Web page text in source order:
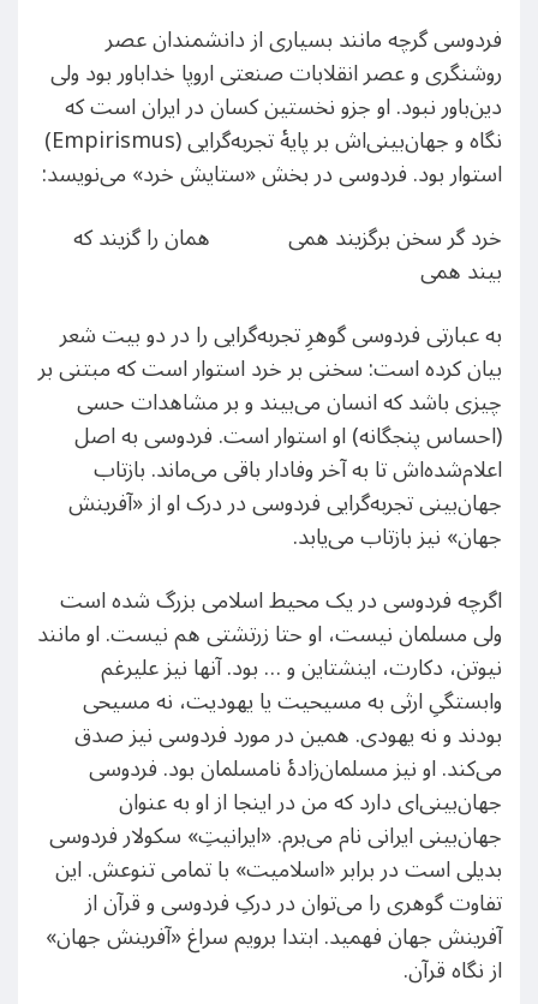
فردوسی گرچه مانند بسیاری از دانشمندان عصر
روشنگری و عصر انقلابات صنعتی اروپا خداباور بود ولی
دین‌باور نبود. او جزو نخستین کسان در ایران است که
نگاه و جهان‌بینی‌اش بر پایۀ تجربه‌گرایی (Empirismus)
استوار بود. فردوسی در بخش «ستایش خرد» می‌نویسد:
خرد گر سخن برگزیند همی همان را گزیند که
بیند همی
به عبارتی فردوسی گوهرِ تجربه‌گرایی را در دو بیت شعر
بیان کرده است: سخنی بر خرد استوار است که مبتنی بر
چیزی باشد که انسان می‌بیند و بر مشاهدات حسی
(احساس پنجگانه) او استوار است. فردوسی به اصل
اعلام‌‌شده‌اش تا به آخر وفادار باقی می‌ماند. بازتاب
جهان‌بینی تجربه‌گرایی فردوسی در درک او از «آفرینش
جهان» نیز بازتاب می‌یابد.
اگرچه فردوسی در یک محیط اسلامی بزرگ شده است
ولی مسلمان نیست، او حتا زرتشتی هم نیست. او مانند
نیوتن، دکارت، اینشتاین و … بود. آنها نیز علیرغم
وابستگیِ ارثی به مسیحیت یا یهودیت، نه مسیحی
بودند و نه یهودی. همین در مورد فردوسی نیز صدق
می‌کند. او نیز مسلمان‌زادۀ نامسلمان بود. فردوسی
جهان‌بینی‌ای دارد که من در اینجا از او به عنوان
جهان‌بینی ایرانی نام می‌برم. «ایرانیتِ» سکولار فردوسی
بدیلی است در برابر «اسلامیت» با تمامی تنوعش. این
تفاوت گوهری را می‌توان در درکِ فردوسی و قرآن از
آفرینش جهان فهمید. ابتدا برویم سراغ «آفرینش جهان»
از نگاه قرآن.